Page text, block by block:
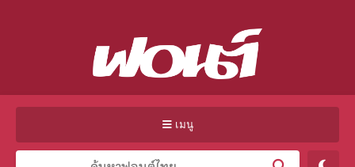
เมนู